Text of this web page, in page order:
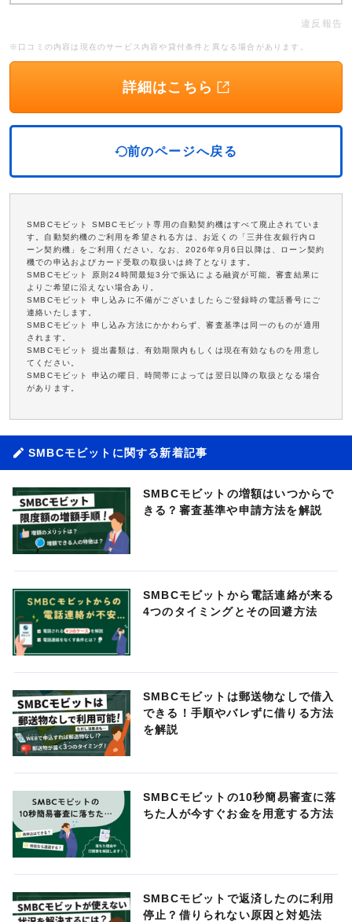
違反報告
※口コミの内容は現在のサービス内容や貸付条件と異なる場合があります。
詳細はこちら
前のページへ戻る
SMBCモビット SMBCモビット専用の自動契約機はすべて廃止されていま
す。自動契約機のご利用を希望される方は、お近くの「三井住友銀行内ロ
ーン契約機」をご利用ください。なお、2026年9月6日以降は、ローン契約
機での申込およびカード受取の取扱いは終了となります。
SMBCモビット 原則24時間最短3分で振込による融資が可能。審査結果に
よりご希望に沿えない場合あり。
SMBCモビット 申し込みに不備がございましたらご登録時の電話番号にご
連絡いたします。
SMBCモビット 申し込み方法にかかわらず、審査基準は同一のものが適用
されます。
SMBCモビット 提出書類は、有効期限内もしくは現在有効なものを用意し
てください。
SMBCモビット 申込の曜日、時間帯によっては翌日以降の取扱となる場合
があります。
SMBCモビットに関する新着記事
SMBCモビットの増額はいつからで
きる？審査基準や申請方法を解説
SMBCモビットから電話連絡が来る
4つのタイミングとその回避方法
SMBCモビットは郵送物なしで借入
できる！手順やバレずに借りる方法
を解説
SMBCモビットの10秒簡易審査に落
ちた人が今すぐお金を用意する方法
SMBCモビットで返済したのに利用
停止？借りられない原因と対処法